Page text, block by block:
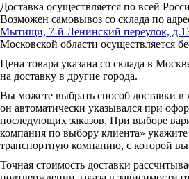
Доставка осуществляется по всей
Возможен самовывоз со склада по
Мытищи, 7-й Ленинский переулок,
Московской области осуществляется
Цена товара указана со склада в
на доставку в другие города.
Вы можете выбрать способ доставки
он автоматически указывался при
последующих заказов. При выборе
компания по выбору клиента»
транспортную компанию, с которой вы
Точная стоимость доставки